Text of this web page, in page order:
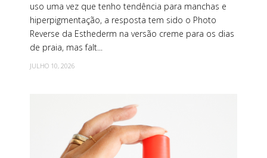
uso uma vez que tenho tendência para manchas e
hiperpigmentação, a resposta tem sido o Photo
Reverse da Esthederm na versão creme para os dias
de praia, mas falt...
JULHO 10, 2026